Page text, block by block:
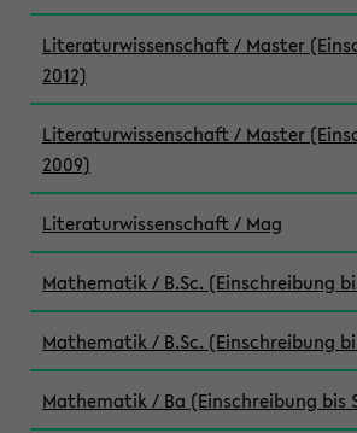
Literaturwissenschaft / Master
2012)
Literaturwissenschaft / Master
2009)
Literaturwissenschaft / Mag
Mathematik / B.Sc. (Einschreibung
Mathematik / B.Sc. (Einschreibung
Mathematik / Ba (Einschreibung bis